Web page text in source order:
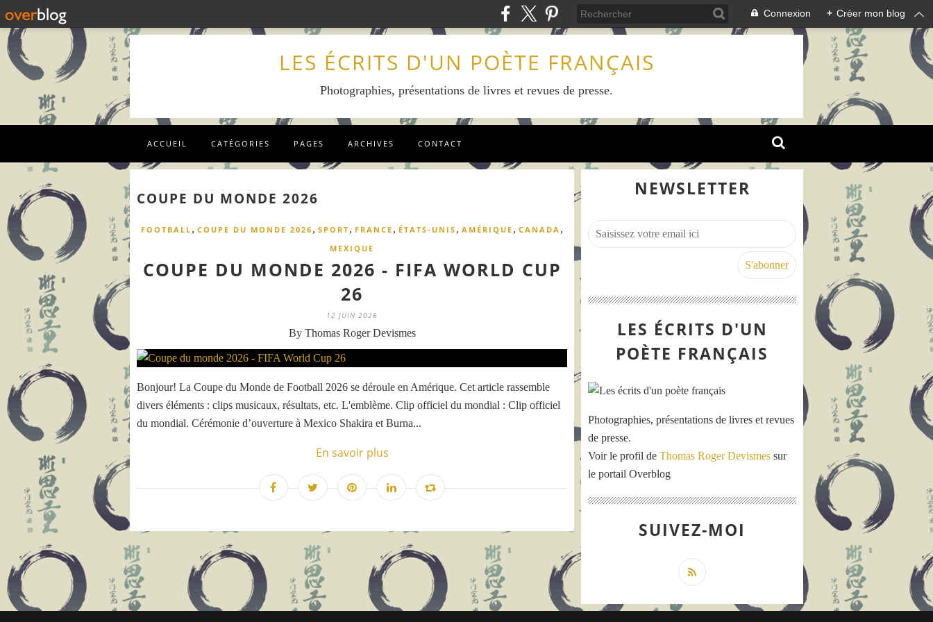
Connexion + Créer mon blog
LES ÉCRITS D'UN POÈTE FRANÇAIS
Photographies, présentations de livres et revues de presse.
ACCUEIL CATÉGORIES PAGES ARCHIVES CONTACT
COUPE DU MONDE 2026
FOOTBALL , COUPE DU MONDE 2026 , SPORT, FRANCE , ÉTATS-UNIS , AMÉRIQUE , CANADA ,
MEXIQUE
COUPE DU MONDE 2026 - FIFA WORLD CUP
26
12 JUIN 2026
By Thomas Roger Devismes
Bonjour! La Coupe du Monde de Football 2026 se déroule en Amérique. Cet article rassemble
divers éléments : clips musicaux, résultats, etc. L'emblème. Clip officiel du mondial : Clip officiel
du mondial. Cérémonie d’ouverture à Mexico Shakira et Burna...
En savoir plus
NEWSLETTER
LES ÉCRITS D'UN
POÈTE FRANÇAIS
Photographies, présentations de livres et revues
de presse.
Voir le profil de Thomas Roger Devismes sur
le portail Overblog
SUIVEZ-MOI